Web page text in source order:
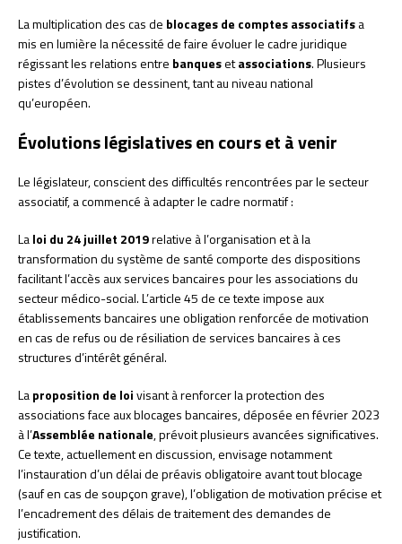
La multiplication des cas de blocages de comptes associatifsa
mis en lumière la nécessité de faire évoluer le cadre juridique
régissant les relations entre banquesetassociations. Plusieurs
pistes d’évolution se dessinent, tant au niveau national
qu’européen.
Évolutions législatives en cours et à venir
Le législateur, conscient des difficultés rencontrées par le secteur
associatif, a commencé à adapter le cadre normatif :
Laloi du 24 juillet 2019relative à l’organisation et à la
transformation du système de santé comporte des dispositions
facilitant l’accès aux services bancaires pour les associations du
secteur médico-social. L’article 45 de ce texte impose aux
établissements bancaires une obligation renforcée de motivation
en cas de refus ou de résiliation de services bancaires à ces
structures d’intérêt général.
Laproposition de loivisant à renforcer la protection des
associations face aux blocages bancaires, déposée en février 2023
à l’Assemblée nationale, prévoit plusieurs avancées significatives.
Ce texte, actuellement en discussion, envisage notamment
l’instauration d’un délai de préavis obligatoire avant tout blocage
(sauf en cas de soupçon grave), l’obligation de motivation précise et
l’encadrement des délais de traitement des demandes de
justification.